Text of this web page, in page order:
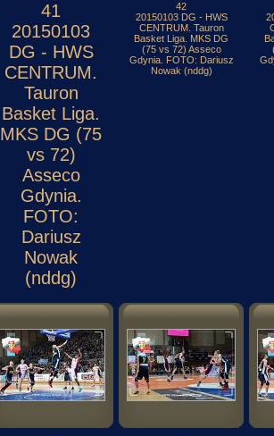
41
20150103
DG - HWS
CENTRUM.
Tauron
Basket Liga.
MKS DG (75
vs 72)
Asseco
Gdynia.
FOTO:
Dariusz
Nowak
(nddg)
42
20150103 DG - HWS
CENTRUM. Tauron
Basket Liga. MKS DG
(75 vs 72) Asseco
Gdynia. FOTO: Dariusz
Nowak (nddg)